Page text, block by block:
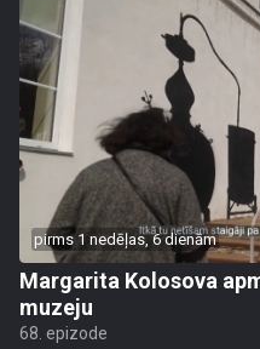
pirms 1 nedēļas, 6 dienām
Margarita Kolosova
muzeju
68. epizode